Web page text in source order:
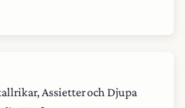
Assietter och Djupa